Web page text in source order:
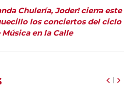
Chulería, Joder! cierra este
los conciertos del ciclo
Música en la Calle